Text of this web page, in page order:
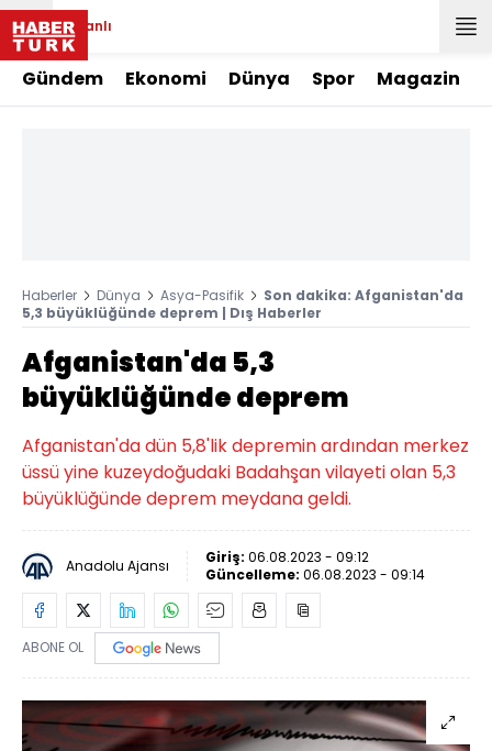
Canlı
Gündem Ekonomi Dünya Spor Magazin
Haberler Dünya Asya-Pasifik
Son dakika: Afganistan'da
5,3 büyüklüğünde deprem | Dış Haberler
Afganistan'da 5,3
büyüklüğünde deprem
Afganistan'da dün 5,8'lik depremin ardından merkez
üssü yine kuzeydoğudaki Badahşan vilayeti olan 5,3
büyüklüğünde deprem meydana geldi.
Anadolu Ajansı Giriş: 06.08.2023 - 09:12
Güncelleme: 06.08.2023 - 09:14
ABONE OL